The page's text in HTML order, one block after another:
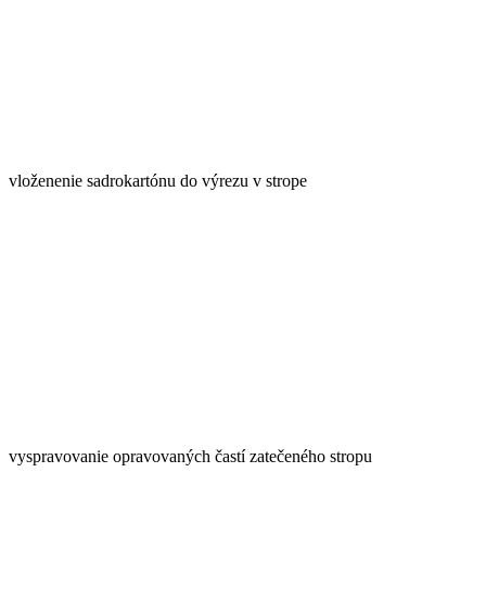
vloženenie sadrokartónu do výrezu v strope
vyspravovanie opravovaných častí zatečeného stropu